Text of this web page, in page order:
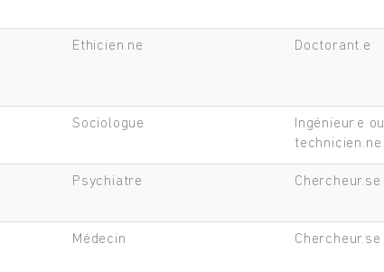
Ethicien.ne
Doctorant.e
Sociologue
Ingénieur.e ou
technicien.ne
Psychiatre
Chercheur.se
Médecin
Chercheur.se